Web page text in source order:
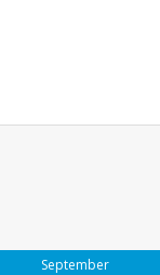
September